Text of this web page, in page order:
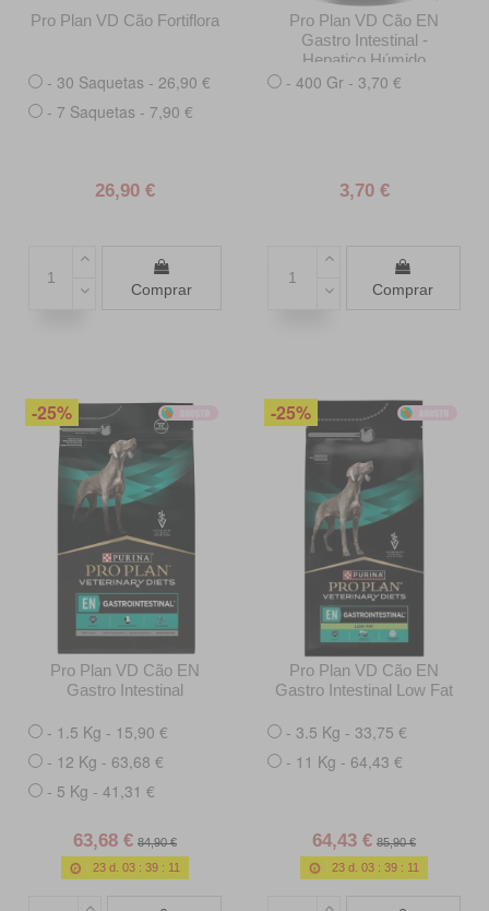
Pro Plan VD Cão Fortiflora
- 30 Saquetas - 26,90 €
- 7 Saquetas - 7,90 €
26,90 €
Comprar
Pro Plan VD Cão EN
Gastro Intestinal -
Hepatico Húmido
- 400 Gr - 3,70 €
3,70 €
Comprar
-25%
Pro Plan VD Cão EN
Gastro Intestinal
- 1.5 Kg - 15,90 €
- 12 Kg - 63,68 €
- 5 Kg - 41,31 €
63,68 € 84,90 €
23d. 03: 39: 09
-25%
Pro Plan VD Cão EN
Gastro Intestinal Low Fat
- 3.5 Kg - 33,75 €
- 11 Kg - 64,43 €
64,43 € 85,90 €
23d. 03: 39: 09